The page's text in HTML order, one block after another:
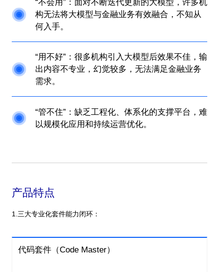
“不会用”：面对不断迭代更新的大模型，许多机
构无法将大模型与金融业务有效融合，不知从
何入手。
“用不好”：很多机构引入大模型后效果不佳，输
出内容不专业，幻觉较多，无法满足金融业务
需求。
“管不住”：缺乏工程化、体系化的支撑平台，难
以规模化应用和持续运营优化。
产品特点
1.三大专业化套件能力闭环：
代码套件（Code Master）